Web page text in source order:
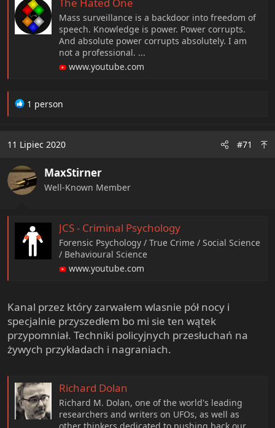
Mass surveillance is a backdoor into freedom of
speech. Knowledge is power. Power corrupts.
And absolute power corrupts absolutely. I am
not a professional. ...
www.youtube.com
R
t
o
n
s
1 person
11 Lipiec 2020 #71
MaxStirner
Well-Known Member
JCS - Criminal Psychology
Forensic Psychology / True Crime / Social Science
/ Behavioural Science
www.youtube.com
Kanal przez który zarwałem wlasnie pół nocy i
specjalnie przyszedłem bo mi sie ten wątek
przypomniał. Techniki policyjnych przesłuchań na
żywych przykładach i nagraniach.
Richard Dolan
Richard M. Dolan, one of the world's leading
researchers and writers on UFOs, as well as